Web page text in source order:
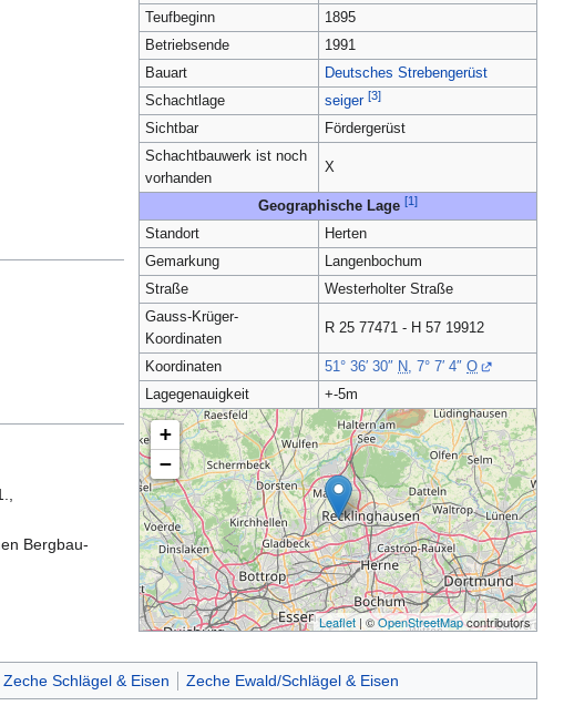
Teufbeginn
1895
Betriebsende
1991
Bauart
Deutsches Strebengerüst
Schachtlage
seiger [3]
Sichtbar
Fördergerüst
Schachtbauwerk ist noch
vorhanden
X
Geographische Lage [1]
Standort
Herten
Gemarkung
Langenbochum
Straße
Westerholter Straße
Gauss-Krüger-
Koordinaten
R 25 77471 - H 57 19912
Koordinaten 51° 36′ 30″ N, 7° 7′ 4″O
Lagegenauigkeit +-5m
+
−
Leaflet | ©OpenStreetMapcontributors
Bergbau-
Zeche Schlägel & Eisen Zeche Ewald/Schlägel & Eisen